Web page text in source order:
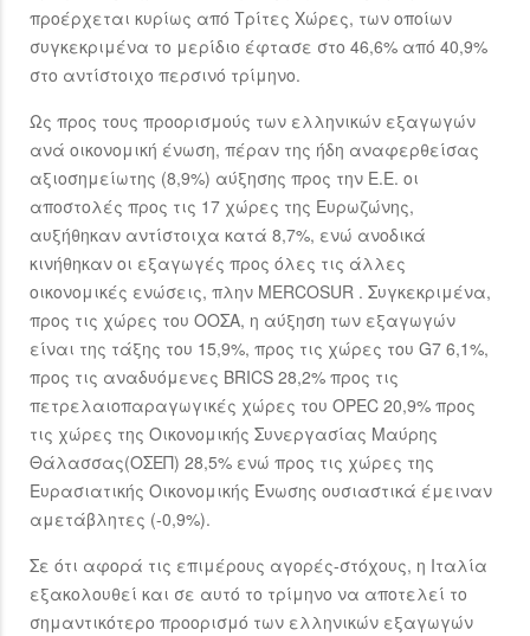
προέρχεται κυρίως από Τρίτες Χώρες, των οποίων
συγκεκριμένα το μερίδιο έφτασε στο 46,6% από 40,9%
στο αντίστοιχο περσινό τρίμηνο.
Ως προς τους προορισμούς των ελληνικών εξαγωγών
ανά οικονομική ένωση, πέραν της ήδη αναφερθείσας
αξιοσημείωτης (8,9%) αύξησης προς την Ε.Ε. οι
αποστολές προς τις 17 χώρες της Ευρωζώνης,
αυξήθηκαν αντίστοιχα κατά 8,7%, ενώ ανοδικά
κινήθηκαν οι εξαγωγές προς όλες τις άλλες
οικονομικές ενώσεις, πλην MERCOSUR . Συγκεκριμένα,
προς τις χώρες του ΟΟΣΑ, η αύξηση των εξαγωγών
είναι της τάξης του 15,9%, προς τις χώρες του G7 6,1%,
προς τις αναδυόμενες BRICS 28,2% προς τις
πετρελαιοπαραγωγικές χώρες του OPEC 20,9% προς
τις χώρες της Οικονομικής Συνεργασίας Μαύρης
Θάλασσας(ΟΣΕΠ) 28,5% ενώ προς τις χώρες της
Ευρασιατικής Οικονομικής Ένωσης ουσιαστικά έμειναν
αμετάβλητες (-0,9%).
Σε ότι αφορά τις επιμέρους αγορές-στόχους, η Ιταλία
εξακολουθεί και σε αυτό το τρίμηνο να αποτελεί το
σημαντικότερο προορισμό των ελληνικών εξαγωγών